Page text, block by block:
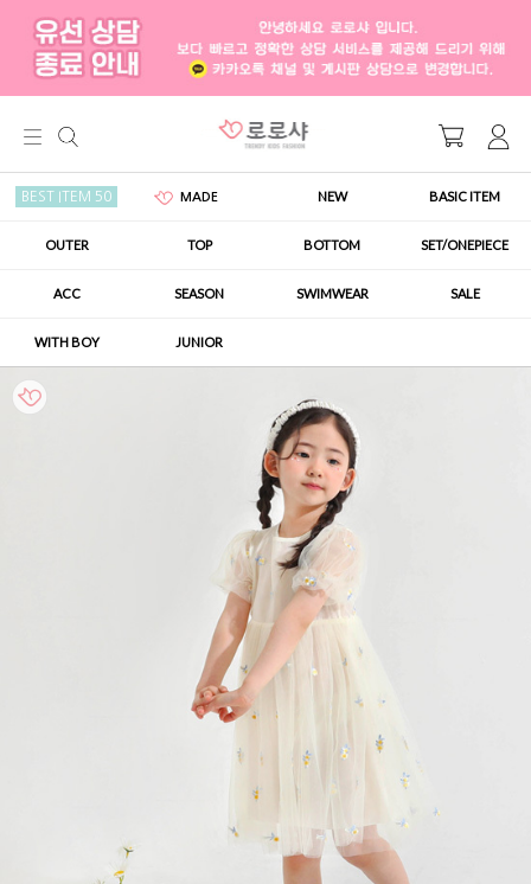
BEST ITEM 50 MADE NEW BASIC ITEM
OUTER TOP BOTTOM SET/ONEPIECE
ACC SEASON SWIMWEAR SALE
WITH BOY JUNIOR